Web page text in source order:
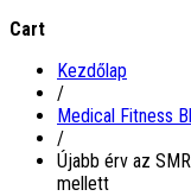
Cart
Kezdőlap
/
Medical Fitness
/
Újabb érv az
mellett